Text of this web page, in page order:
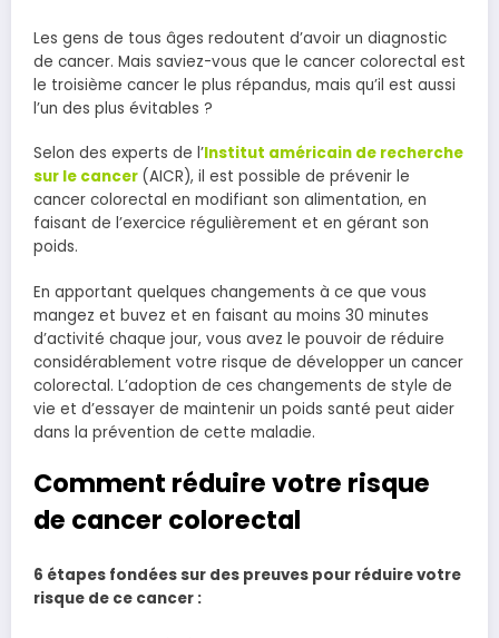
Les gens de tous âges redoutent d’avoir un diagnostic
de cancer. Mais saviez-vous que le cancer colorectal est
le troisième cancer le plus répandus, mais qu’il est aussi
l’un des plus évitables ?
Selon des experts de l’Institut américain de recherche
sur le cancer (AICR), il est possible de prévenir le
cancer colorectal en modifiant son alimentation, en
faisant de l’exercice régulièrement et en gérant son
poids.
En apportant quelques changements à ce que vous
mangez et buvez et en faisant au moins 30 minutes
d’activité chaque jour, vous avez le pouvoir de réduire
considérablement votre risque de développer un cancer
colorectal. L’adoption de ces changements de style de
vie et d’essayer de maintenir un poids santé peut aider
dans la prévention de cette maladie.
Comment réduire votre risque
de cancer colorectal
6 étapes fondées sur des preuves pour réduire votre
risque de ce cancer :